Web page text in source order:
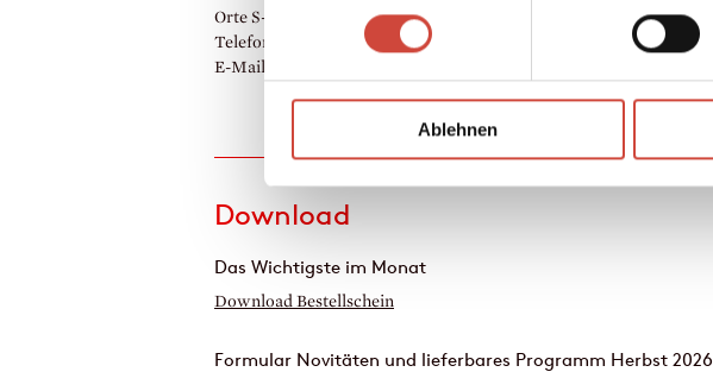
Ablehnen
Orte S-Z: Anja Brunnert
Telefon: +49 (0)524 180 421 07
E-Mail:
Download
Das Wichtigste im Monat
Download Bestellschein
Formular Novitäten und lieferbares Programm Herbst 2026